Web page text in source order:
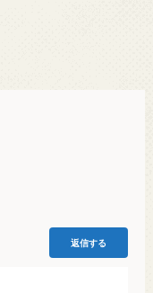
返信する